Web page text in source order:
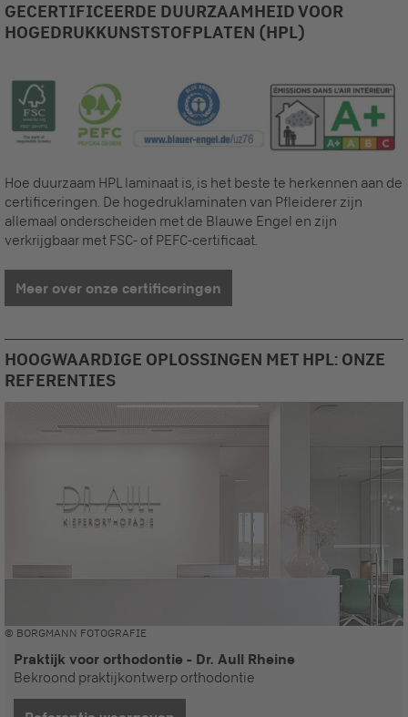
GECERTIFICEERDE DUURZAAMHEID VOOR
HOGEDRUKKUNSTSTOFPLATEN (HPL)
Hoe duurzaam HPL laminaat is, is het beste te herkennen aan de
certificeringen. De hogedruklaminaten van Pfleiderer zijn
allemaal onderscheiden met de Blauwe Engel en zijn
verkrijgbaar met FSC- of PEFC-certificaat.
Meer over onze certificeringen
HOOGWAARDIGE OPLOSSINGEN MET HPL: ONZE
REFERENTIES
© BORGMANN FOTOGRAFIE
Praktijk voor orthodontie - Dr. Aull Rheine
Bekroond praktijkontwerp orthodontie